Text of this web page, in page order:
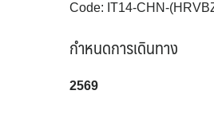
Code: IT14-CHN-
กำหนดการเดินทาง
2569